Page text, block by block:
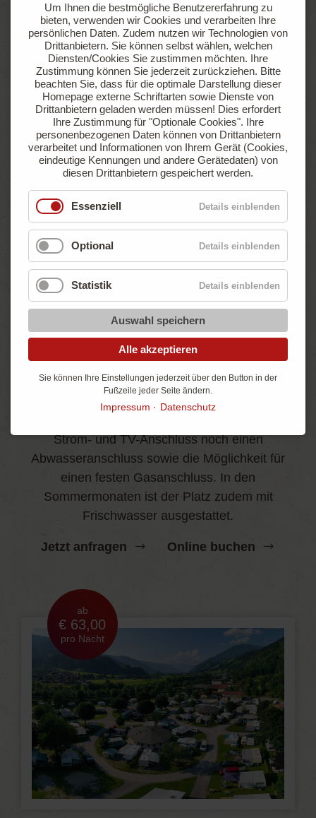
sowie einer Gasanschlussmöglichkeit
Jetzt anfragen Online buchen
Comfortstellplatz
Noch mehr Komfort
Strom- und TV-Anschluss noch einen
Abwasseranschluss sowie die Möglichkeit für
einen festen Gasanschluss. In den
Sommermonaten ist der Platz zudem mit
Frischwasser ausgestattet.
Jetzt anfragen Online buchen
ab
€ 47,90
pro Nacht
ab
€ 63,00
pro Nacht
Um Ihnen die bestmögliche Benutzererfahrung zu
bieten, verwenden wir Cookies und verarbeiten Ihre
persönlichen Daten. Zudem nutzen wir Technologien von
Drittanbietern. Sie können selbst wählen, welchen
Diensten/Cookies Sie zustimmen möchten. Ihre
Zustimmung können Sie jederzeit zurückziehen. Bitte
beachten Sie, dass für die optimale Darstellung dieser
Homepage externe Schriftarten sowie Dienste von
Drittanbietern geladen werden müssen! Dies erfordert
Ihre Zustimmung für "Optionale Cookies". Ihre
personenbezogenen Daten können von Drittanbietern
verarbeitet und Informationen von Ihrem Gerät (Cookies,
eindeutige Kennungen und andere Gerätedaten) von
diesen Drittanbietern gespeichert werden.
Essenziell Details einblenden
Optional Details einblenden
Statistik Details einblenden
Auswahl speichern
Alle akzeptieren
Sie können Ihre Einstellungen jederzeit über den Button in der
Fußzeile jeder Seite ändern.
Impressum Datenschutz